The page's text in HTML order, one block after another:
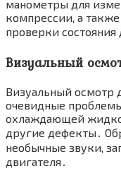
манометры для
компрессии, а
проверки состояния
Визуальный
Визуальный осмотр
очевидные
охлаждающей
другие дефекты․
необычные звуки,
двигателя․